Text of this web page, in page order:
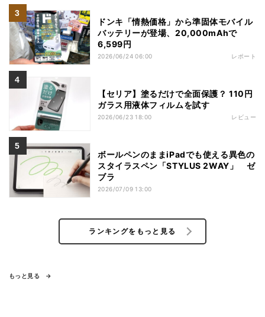
ドンキ「情熱価格」から準固体モバイル
バッテリーが登場、20,000mAhで
6,599円
2026/06/24 06:00 レポート
【セリア】塗るだけで全面保護？ 110円
ガラス用液体フィルムを試す
2026/06/23 18:00 レビュー
ボールペンのままiPadでも使える異色の
スタイラスペン「STYLUS 2WAY」 ゼ
ブラ
2026/07/09 13:00
ランキングをもっと見る
もっと見る